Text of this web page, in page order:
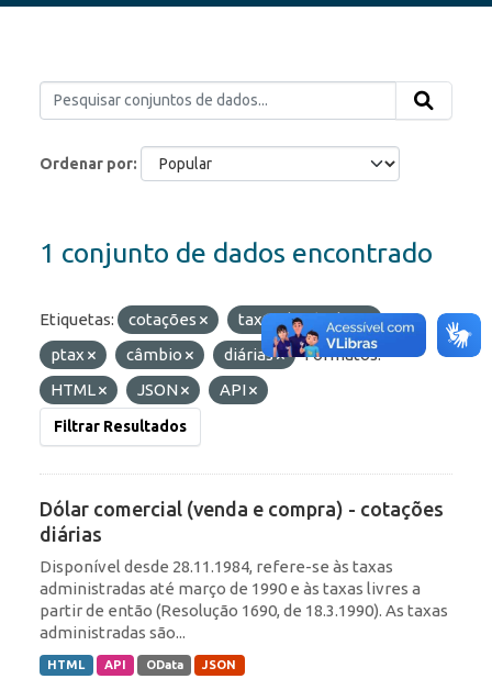
Ordenar por
1 conjunto de dados encontrado
Etiquetas: cotações
taxas de câmbio
ptax
câmbio diárias
Formatos:
HTML
JSON API
Filtrar Resultados
Dólar comercial (venda e compra) - cotações
diárias
Disponível desde 28.11.1984, refere-se às taxas
administradas até março de 1990 e às taxas livres a
partir de então (Resolução 1690, de 18.3.1990). As taxas
administradas são...
HTML API OData JSON